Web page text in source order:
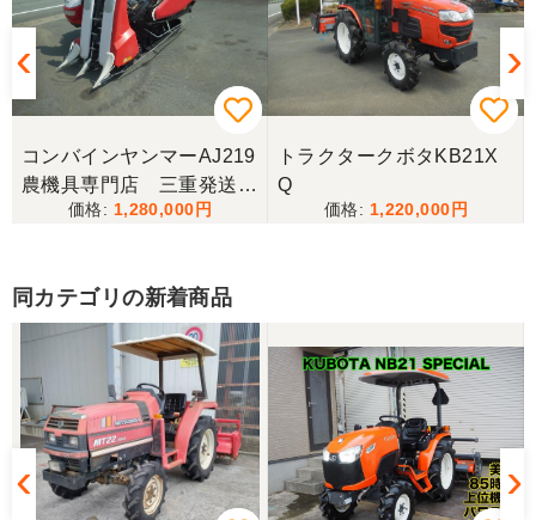
コンバインヤンマーAJ219
農機具専門店 三重発送整
備済み
1,280,000
トラクタークボタKB21X
Q
1,220,000
同カテゴリの新着商品